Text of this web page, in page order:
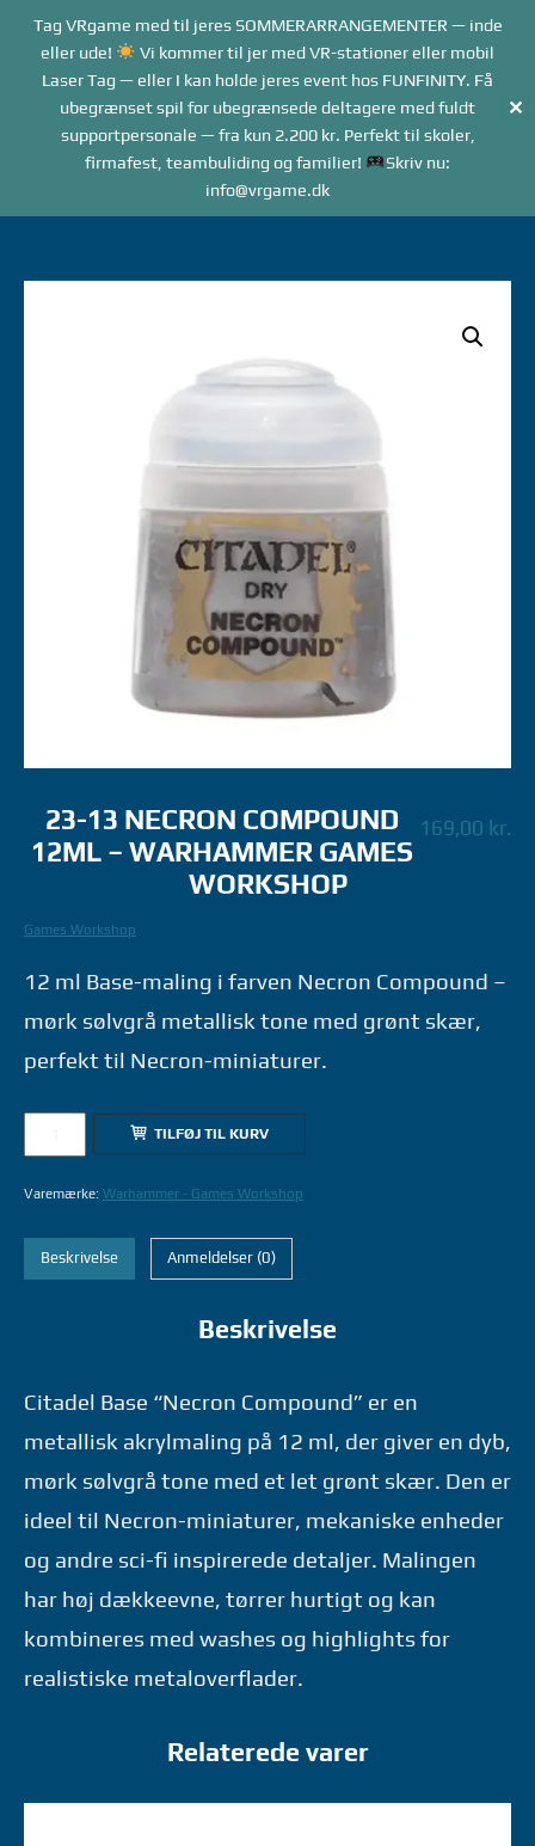
Tag VRgame med til jeres SOMMERARRANGEMENTER — inde
eller ude!
Vi kommer til jer med VR-stationer eller mobil
Laser Tag — eller I kan holde jeres event hos FUNFINITY. Få
ubegrænset spil for ubegrænsede deltagere med fuldt
supportpersonale — fra kun 2.200 kr. Perfekt til skoler,
firmafest, teambuliding og familier!
Skriv nu:
info@vrgame.dk
✕
indhold
Menu
169,00 kr.
23-13 NECRON COMPOUND
12ML – WARHAMMER GAMES
WORKSHOP
Games Workshop
12 ml Base-maling i farven Necron Compound –
mørk sølvgrå metallisk tone med grønt skær,
perfekt til Necron-miniaturer.
13
NECRON
antal
TILFØJ TIL KURV
Varemærke: Warhammer - Games Workshop
Beskrivelse Anmeldelser (0)
Beskrivelse
Citadel Base “Necron Compound” er en
metallisk akrylmaling på 12 ml, der giver en dyb,
mørk sølvgrå tone med et let grønt skær. Den er
ideel til Necron-miniaturer, mekaniske enheder
og andre sci-fi inspirerede detaljer. Malingen
har høj dækkeevne, tørrer hurtigt og kan
kombineres med washes og highlights for
realistiske metaloverflader.
Relaterede varer